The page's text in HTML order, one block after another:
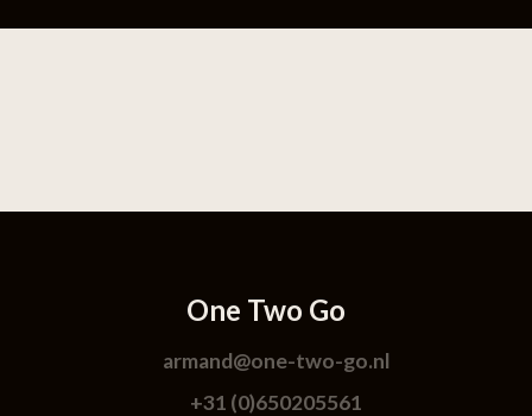
One Two Go
armand@one-two-go.nl
+31 (0)650205561